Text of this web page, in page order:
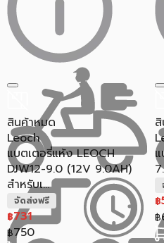
สินค้าหมด
Leoch
แบตเตอรี่แห้ง LEOCH
DJW12-9.0 (12V 9.0AH)
สำหรับเ...
จัดส่งฟรี
฿731
฿750
฿
฿